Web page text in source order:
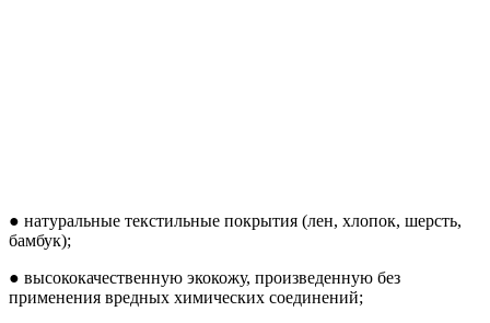
● натуральные текстильные покрытия (лен, хлопок, шерсть,
бамбук);
● высококачественную экокожу, произведенную без
применения вредных химических соединений;